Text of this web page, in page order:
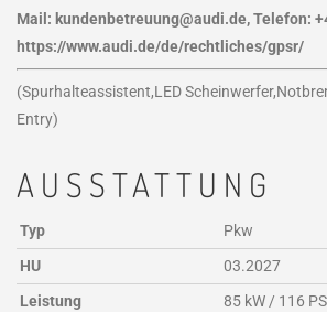
Mail: kundenbetreuung@audi.de, Telefon:
https://www.audi.de/de/rechtliches/gpsr/
(Spurhalteassistent,LED
Entry)
AUSSTATTUNG
Typ
Pkw
HU
03.2027
Leistung
85 kW / 116 PS